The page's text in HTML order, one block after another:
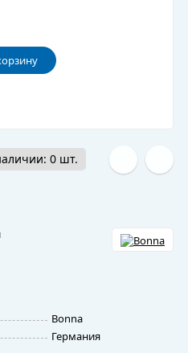
0 шт.
Bonna
Германия